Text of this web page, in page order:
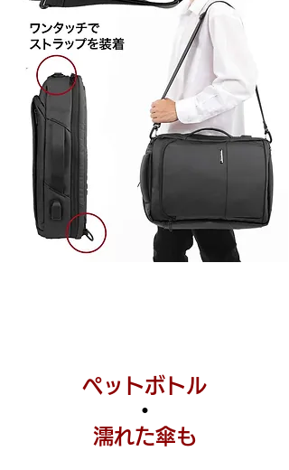
ペットボトル
・
濡れた傘も